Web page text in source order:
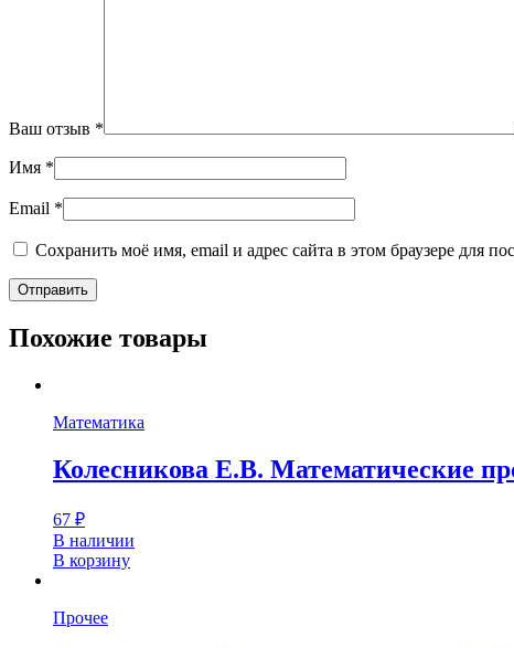
Ваш отзыв *
Имя *
Email *
Сохранить моё имя, email и адрес сайта в этом браузере для
Похожие товары
Математика
Колесникова Е.В. Математические
67 ₽
В наличии
В корзину
Прочее